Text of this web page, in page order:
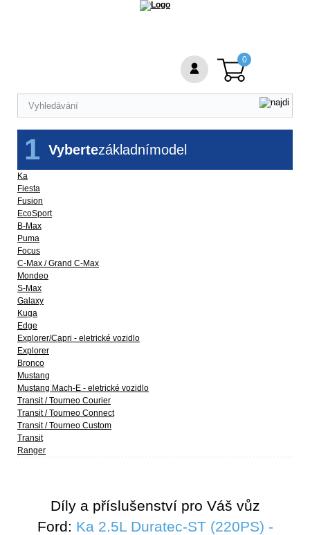
Vybertezákladnímodel
1
Ka
Fiesta
Fusion
EcoSport
B-Max
Puma
Focus
C-Max / Grand C-Max
Mondeo
S-Max
Galaxy
Kuga
Edge
Explorer/Capri - eletrické vozidlo
Explorer
Bronco
Mustang
Mustang Mach-E - eletrické vozidlo
Transit / Tourneo Courier
Transit / Tourneo Connect
Transit / Tourneo Custom
Transit
Ranger
Díly a příslušenství pro Váš vůz
Ford: Ka 2.5L Duratec-ST (220PS) -
0